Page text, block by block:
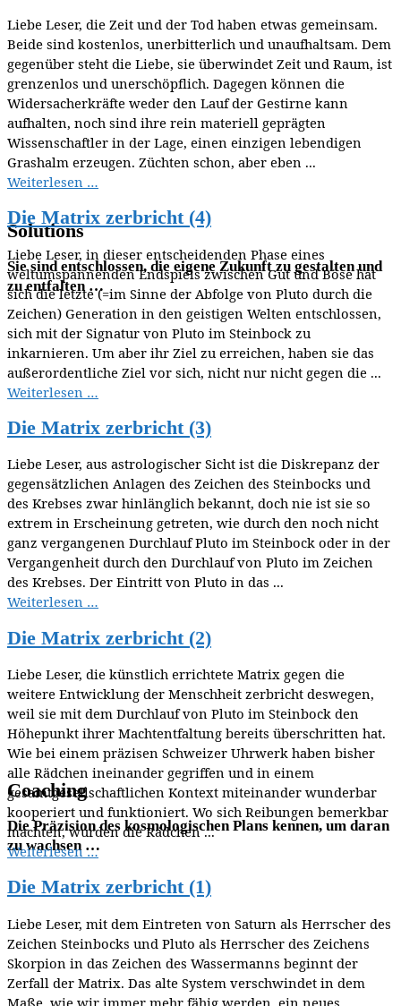
Solutions
Sie sind entschlossen, die eigene Zukunft zu gestalten und
zu entfalten …
Coaching
Die Präzision des kosmologischen Plans kennen, um daran
zu wachsen …
Liebe Leser, die Zeit und der Tod haben etwas gemeinsam.
Beide sind kostenlos, unerbitterlich und unaufhaltsam. Dem
gegenüber steht die Liebe, sie überwindet Zeit und Raum, ist
grenzenlos und unerschöpflich. Dagegen können die
Widersacherkräfte weder den Lauf der Gestirne kann
aufhalten, noch sind ihre rein materiell geprägten
Wissenschaftler in der Lage, einen einzigen lebendigen
Grashalm erzeugen. Züchten schon, aber eben ...
Weiterlesen …
Die Matrix zerbricht (4)
Liebe Leser, in dieser entscheidenden Phase eines
weltumspannenden Endspiels zwischen Gut und Böse hat
sich die letzte (=im Sinne der Abfolge von Pluto durch die
Zeichen) Generation in den geistigen Welten entschlossen,
sich mit der Signatur von Pluto im Steinbock zu
inkarnieren. Um aber ihr Ziel zu erreichen, haben sie das
außerordentliche Ziel vor sich, nicht nur nicht gegen die ...
Weiterlesen …
Die Matrix zerbricht (3)
Liebe Leser, aus astrologischer Sicht ist die Diskrepanz der
gegensätzlichen Anlagen des Zeichen des Steinbocks und
des Krebses zwar hinlänglich bekannt, doch nie ist sie so
extrem in Erscheinung getreten, wie durch den noch nicht
ganz vergangenen Durchlauf Pluto im Steinbock oder in der
Vergangenheit durch den Durchlauf von Pluto im Zeichen
des Krebses. Der Eintritt von Pluto in das ...
Weiterlesen …
Die Matrix zerbricht (2)
Liebe Leser, die künstlich errichtete Matrix gegen die
weitere Entwicklung der Menschheit zerbricht deswegen,
weil sie mit dem Durchlauf von Pluto im Steinbock den
Höhepunkt ihrer Machtentfaltung bereits überschritten hat.
Wie bei einem präzisen Schweizer Uhrwerk haben bisher
alle Rädchen ineinander gegriffen und in einem
gesamtgesellschaftlichen Kontext miteinander wunderbar
kooperiert und funktioniert. Wo sich Reibungen bemerkbar
machten, wurden die Rädchen ...
Weiterlesen …
Die Matrix zerbricht (1)
Liebe Leser, mit dem Eintreten von Saturn als Herrscher des
Zeichen Steinbocks und Pluto als Herrscher des Zeichens
Skorpion in das Zeichen des Wassermanns beginnt der
Zerfall der Matrix. Das alte System verschwindet in dem
Maße, wie wir immer mehr fähig werden, ein neues,